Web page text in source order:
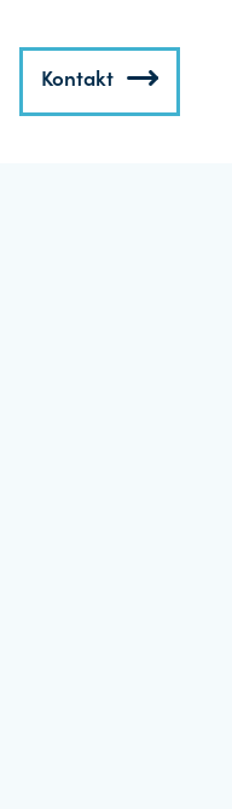
Kontakt